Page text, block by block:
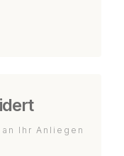
Ihr Anliegen